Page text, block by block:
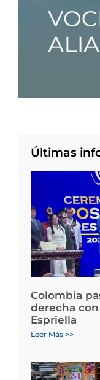
Últimas
Colombia
derecha
Espriella
Leer Más >>